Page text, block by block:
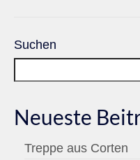
Suchen
Neueste
Treppe aus Corten